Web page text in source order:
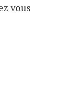
vous